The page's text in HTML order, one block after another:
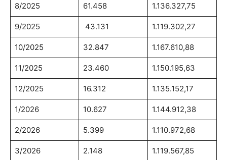
8/2025 61.458 1.136.327,75
9/2025 43.131 1.119.302,27
10/2025 32.847 1.167.610,88
11/2025 23.460 1.150.195,63
12/2025 16.312 1.135.152,17
1/2026 10.627 1.144.912,38
2/2026 5.399 1.110.972,68
3/2026 2.148 1.119.567,85